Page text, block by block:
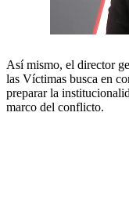
Así mismo, el director
las Víctimas busca en
preparar la
marco del conflicto.